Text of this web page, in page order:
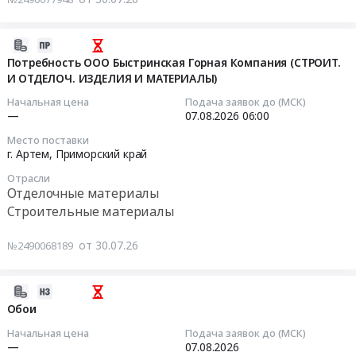
Потребность ООО Быстринская Горная Компания (СТРОИТ.
И ОТДЕЛОЧ. ИЗДЕЛИЯ И МАТЕРИАЛЫ)
Начальная цена
—
Подача заявок до (МСК)
07.08.2026 06:00
Место поставки
г. Артем, Приморский край
Отрасли
Отделочные материалы
Строительные материалы
№2490068189 от 30.07.26
Обои
Начальная цена
—
Подача заявок до (МСК)
07.08.2026